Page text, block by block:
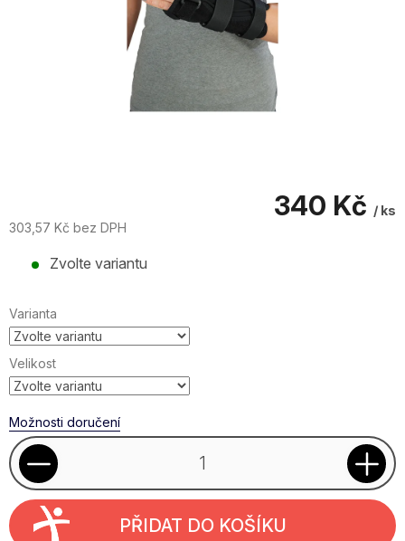
340 Kč / ks
303,57 Kč bez DPH
cena:
Zvolte variantu
Varianta
Velikost
Možnosti doručení
PŘIDAT DO KOŠÍKU